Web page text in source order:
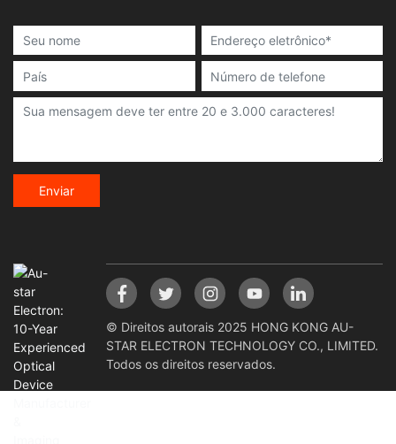
Enviar
© Direitos autorais 2025 HONG KONG AU-
STAR ELECTRON TECHNOLOGY CO., LIMITED.
Todos os direitos reservados.